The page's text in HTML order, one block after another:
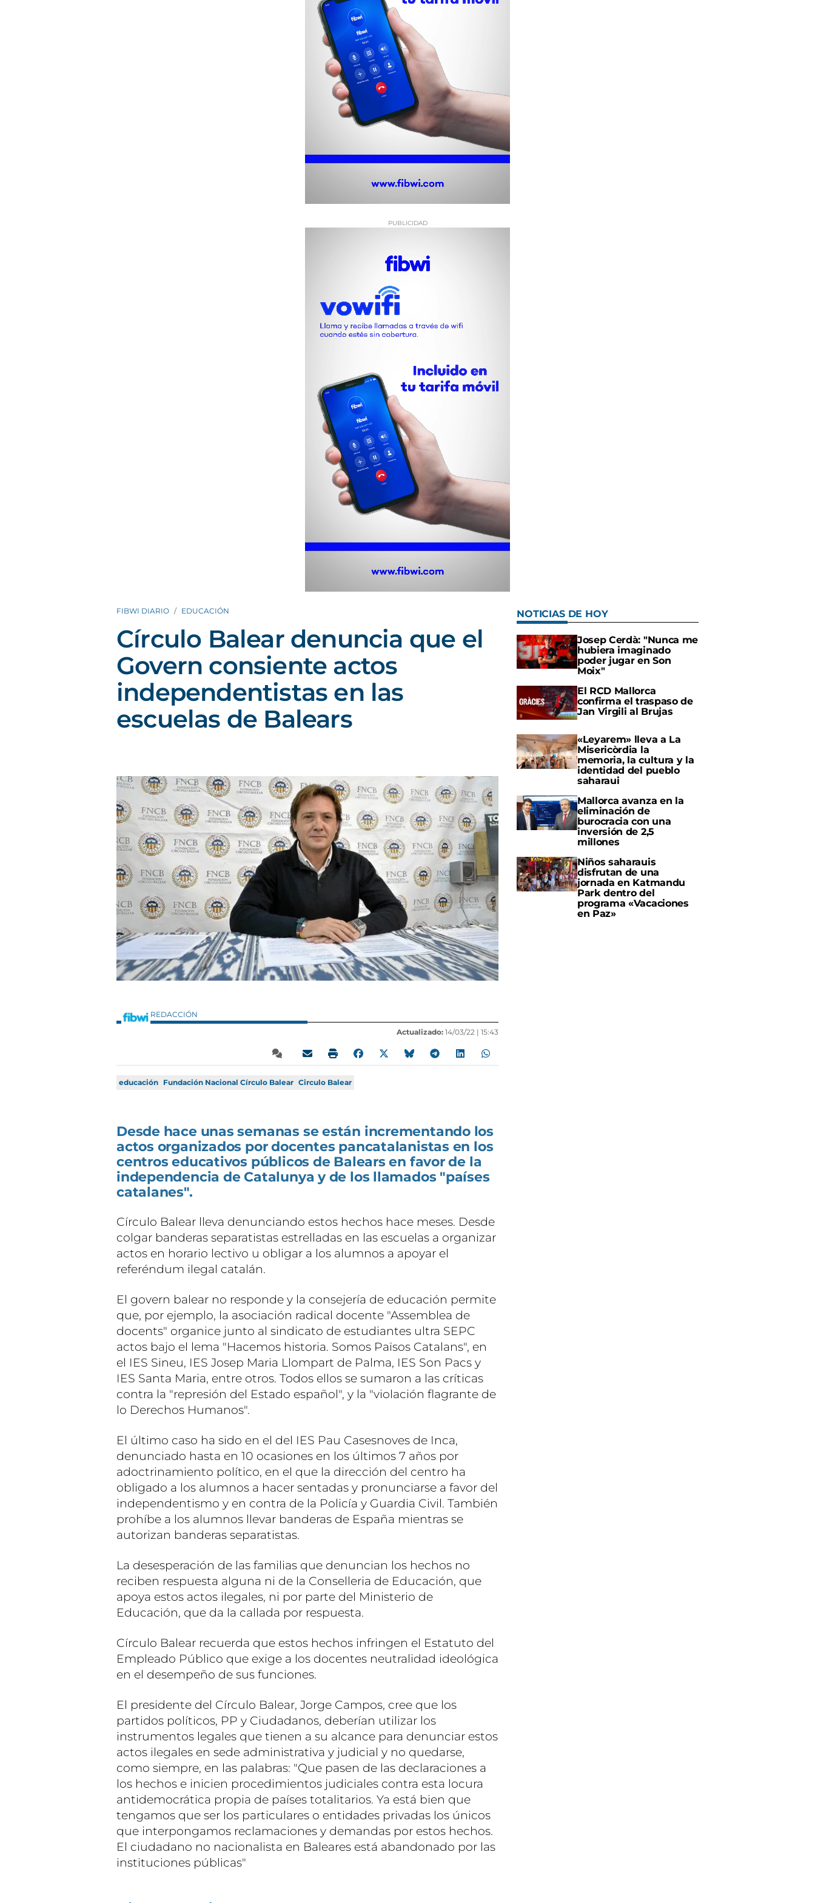
FIBWI DIARIO EDUCACIÓN
Círculo Balear denuncia que el
Govern consiente actos
independentistas en las
escuelas de Balears
REDACCIÓN
Actualizado: 14/03/22 | 15:43
educación Fundación Nacional Círculo Balear Circulo Balear
Desde hace unas semanas se están incrementando los
actos organizados por docentes pancatalanistas en los
centros educativos públicos de Balears en favor de la
independencia de Catalunya y de los llamados "países
catalanes".
Círculo Balear lleva denunciando estos hechos hace meses. Desde
colgar banderas separatistas estrelladas en las escuelas a organizar
actos en horario lectivo u obligar a los alumnos a apoyar el
referéndum ilegal catalán.
El govern balear no responde y la consejería de educación permite
que, por ejemplo, la asociación radical docente "Assemblea de
docents" organice junto al sindicato de estudiantes ultra SEPC
actos bajo el lema "Hacemos historia. Somos Països Catalans", en
el IES Sineu, IES Josep Maria Llompart de Palma, IES Son Pacs y
IES Santa Maria, entre otros. Todos ellos se sumaron a las críticas
contra la "represión del Estado español", y la "violación flagrante de
lo Derechos Humanos".
El último caso ha sido en el del IES Pau Casesnoves de Inca,
denunciado hasta en 10 ocasiones en los últimos 7 años por
adoctrinamiento político, en el que la dirección del centro ha
obligado a los alumnos a hacer sentadas y pronunciarse a favor del
independentismo y en contra de la Policía y Guardia Civil. También
prohíbe a los alumnos llevar banderas de España mientras se
autorizan banderas separatistas.
La desesperación de las familias que denuncian los hechos no
reciben respuesta alguna ni de la Conselleria de Educación, que
apoya estos actos ilegales, ni por parte del Ministerio de
Educación, que da la callada por respuesta.
Círculo Balear recuerda que estos hechos infringen el Estatuto del
Empleado Público que exige a los docentes neutralidad ideológica
en el desempeño de sus funciones.
El presidente del Círculo Balear, Jorge Campos, cree que los
partidos políticos, PP y Ciudadanos, deberían utilizar los
instrumentos legales que tienen a su alcance para denunciar estos
actos ilegales en sede administrativa y judicial y no quedarse,
como siempre, en las palabras: "Que pasen de las declaraciones a
los hechos e inicien procedimientos judiciales contra esta locura
antidemocrática propia de países totalitarios. Ya está bien que
tengamos que ser los particulares o entidades privadas los únicos
que interpongamos reclamaciones y demandas por estos hechos.
El ciudadano no nacionalista en Baleares está abandonado por las
instituciones públicas"
NOTICIAS DE HOY
Josep Cerdà: "Nunca me
hubiera imaginado
poder jugar en Son
Moix"
El RCD Mallorca
confirma el traspaso de
Jan Virgili al Brujas
«Leyarem» lleva a La
Misericòrdia la
memoria, la cultura y la
identidad del pueblo
saharaui
Mallorca avanza en la
eliminación de
burocracia con una
inversión de 2,5
millones
Niños saharauis
disfrutan de una
jornada en Katmandu
Park dentro del
programa «Vacaciones
en Paz»